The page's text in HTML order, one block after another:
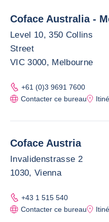
Coface Australia -
Level 10, 350 Collins
Street
VIC 3000, Melbourne
+61 (0)3 9691 7600
Contacter ce bureau
Coface Austria
Invalidenstrasse 2
1030, Vienna
+43 1 515 540
Contacter ce bureau